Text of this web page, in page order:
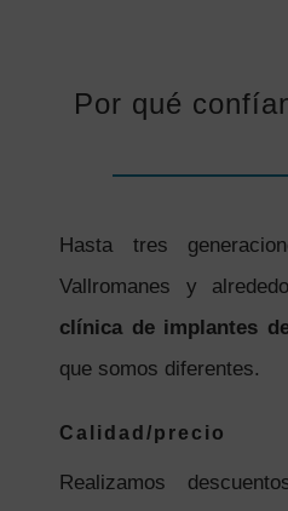
Por qué
Hasta tres
Vallromanes y
clínica de implantes
que somos diferentes.
Calidad/precio
Realizamos